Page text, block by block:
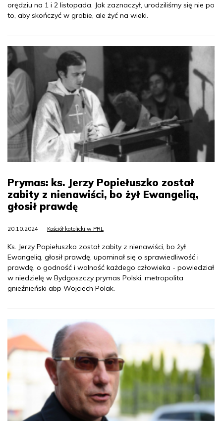
orędziu na 1 i 2 listopada. Jak zaznaczył, urodziliśmy się nie po
to, aby skończyć w grobie, ale żyć na wieki.
Prymas: ks. Jerzy Popiełuszko został
zabity z nienawiści, bo żył Ewangelią,
głosił prawdę
20.10.2024 Kościół katolicki w PRL
Ks. Jerzy Popiełuszko został zabity z nienawiści, bo żył
Ewangelią, głosił prawdę, upominał się o sprawiedliwość i
prawdę, o godność i wolność każdego człowieka - powiedział
w niedzielę w Bydgoszczy prymas Polski, metropolita
gnieźnieński abp Wojciech Polak.